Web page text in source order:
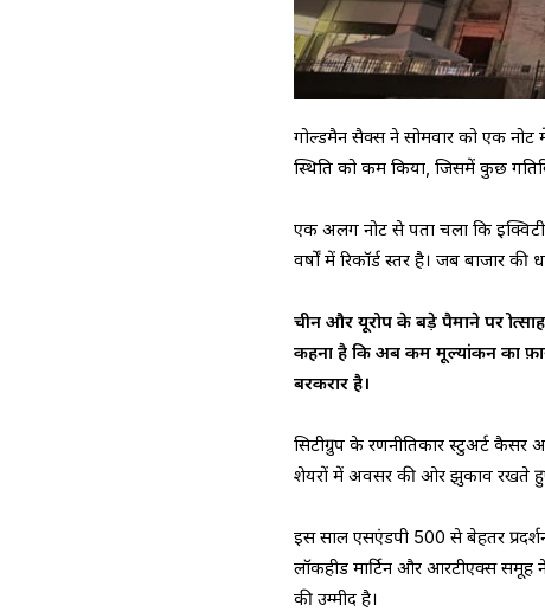
गोल्डमैन सैक्स ने सोमवार को एक नोट
स्थिति को कम किया, जिसमें कुछ
एक अलग नोट से पता चला कि
वर्षों में रिकॉर्ड स्तर है। जब बाजार
चीन और यूरोप के बड़े पैमाने पर
कहना है कि अब कम मूल्यांकन का
बरकरार है।
सिटीग्रुप के रणनीतिकार स्टुअर्ट कैसर
शेयरों में अवसर की ओर झुकाव रखते
इस साल एसएंडपी 500 से बेहतर
लॉकहीड मार्टिन और आरटीएक्स समूह ने
की उम्मीद है।